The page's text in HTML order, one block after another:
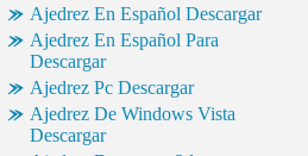
Ajedrez En Español Descargar
Ajedrez En Español Para
Descargar
Ajedrez Pc Descargar
Ajedrez De Windows Vista
Descargar